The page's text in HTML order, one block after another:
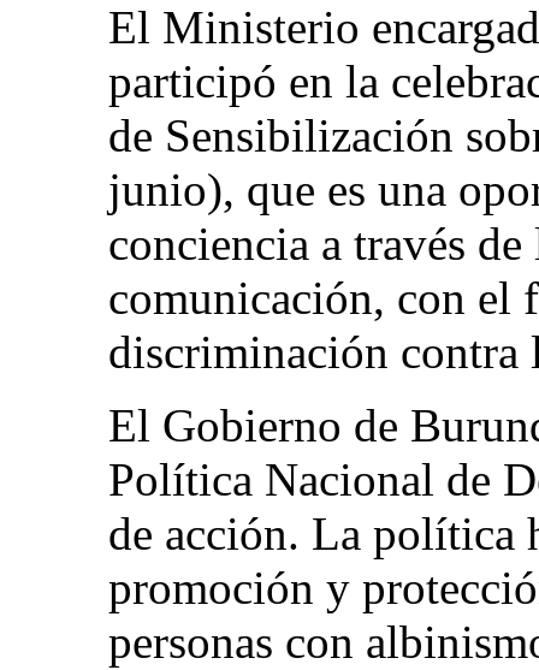
El Ministerio
participó en la
de Sensibilización
junio), que es una
conciencia a través
comunicación, con el
discriminación contra
El Gobierno de
Política Nacional de
de acción. La política
promoción y
personas con